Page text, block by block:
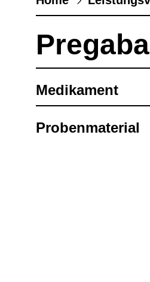
Medi­ka­ment
Pro­ben­ma­te­rial